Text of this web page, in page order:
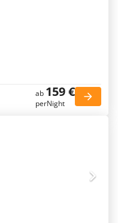
ab 159 €
perNight